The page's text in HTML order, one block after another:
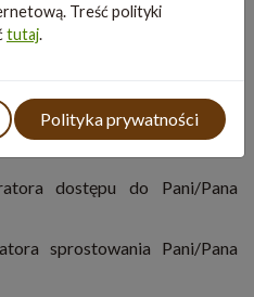
Treść polityki
tutaj.
Polityka prywatności
zmianą, nieuprawnionym
czy dostępem, zgodnie
Pani/Pana danych
Pani/Panu prawo do:
dostępu do Pani/Pana
sprostowania Pani/Pana